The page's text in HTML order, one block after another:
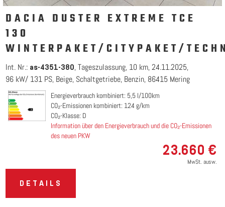
DACIA DUSTER EXTREME TCE
130
WINTERPAKET/CITYPAKET/
Int. Nr.: as-4351-380 Tageszulassung 10 km 24.11.2025
96 kW/ 131 PS Beige Schaltgetriebe Benzin 86415 Mering
Energieverbrauch kombiniert: 5,5 l/100km
CO₂-Emissionen kombiniert: 124 g/km
CO₂-Klasse: D
Information über den Energieverbrauch und die CO₂-Emissionen
des neuen PKW
23.660 €
MwSt. ausw.
DETAILS